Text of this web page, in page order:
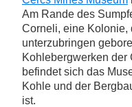
Am Rande des
Corneli, eine Kolonie,
unterzubringen
Kohlebergwerken der
befindet sich das
Kohle und der
ist.